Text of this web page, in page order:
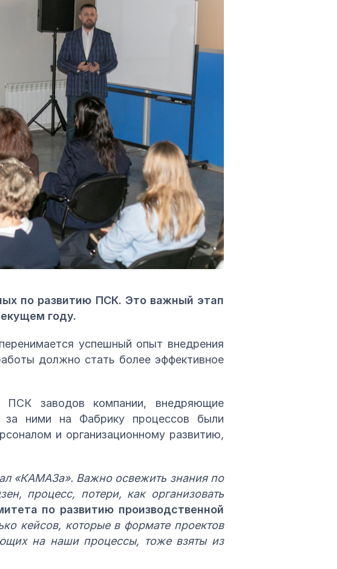
по развитию ПСК. Это важный этап
году.
успешный опыт внедрения
должно стать более эффективное
ПСК заводов компании, внедряющие
за ними на Фабрику процессов были
и организационному развитию,
«КАМАЗа». Важно освежить знания по
процесс, потери, как организовать
по развитию производственной
кейсов, которые в формате проектов
на наши процессы, тоже взяты из